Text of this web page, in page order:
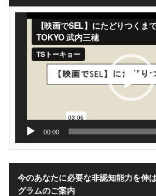
動
00:00
今のあなたに必要な非認知能力を伸
グラムのご案内